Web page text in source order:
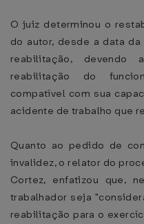
O juiz determinou o
do autor, desde a data
reabilitação,
reabilitação do
compatível com sua
acidente de trabalho que
Quanto ao pedido de
invalidez, o relator do
Cortez, enfatizou que,
trabalhador seja
reabilitação para o